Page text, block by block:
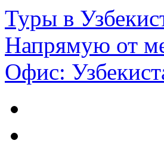
Туры в
Напрямую от
Офис: